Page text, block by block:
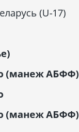
(U-17)
(манеж АБФФ)
(манеж АБФФ)